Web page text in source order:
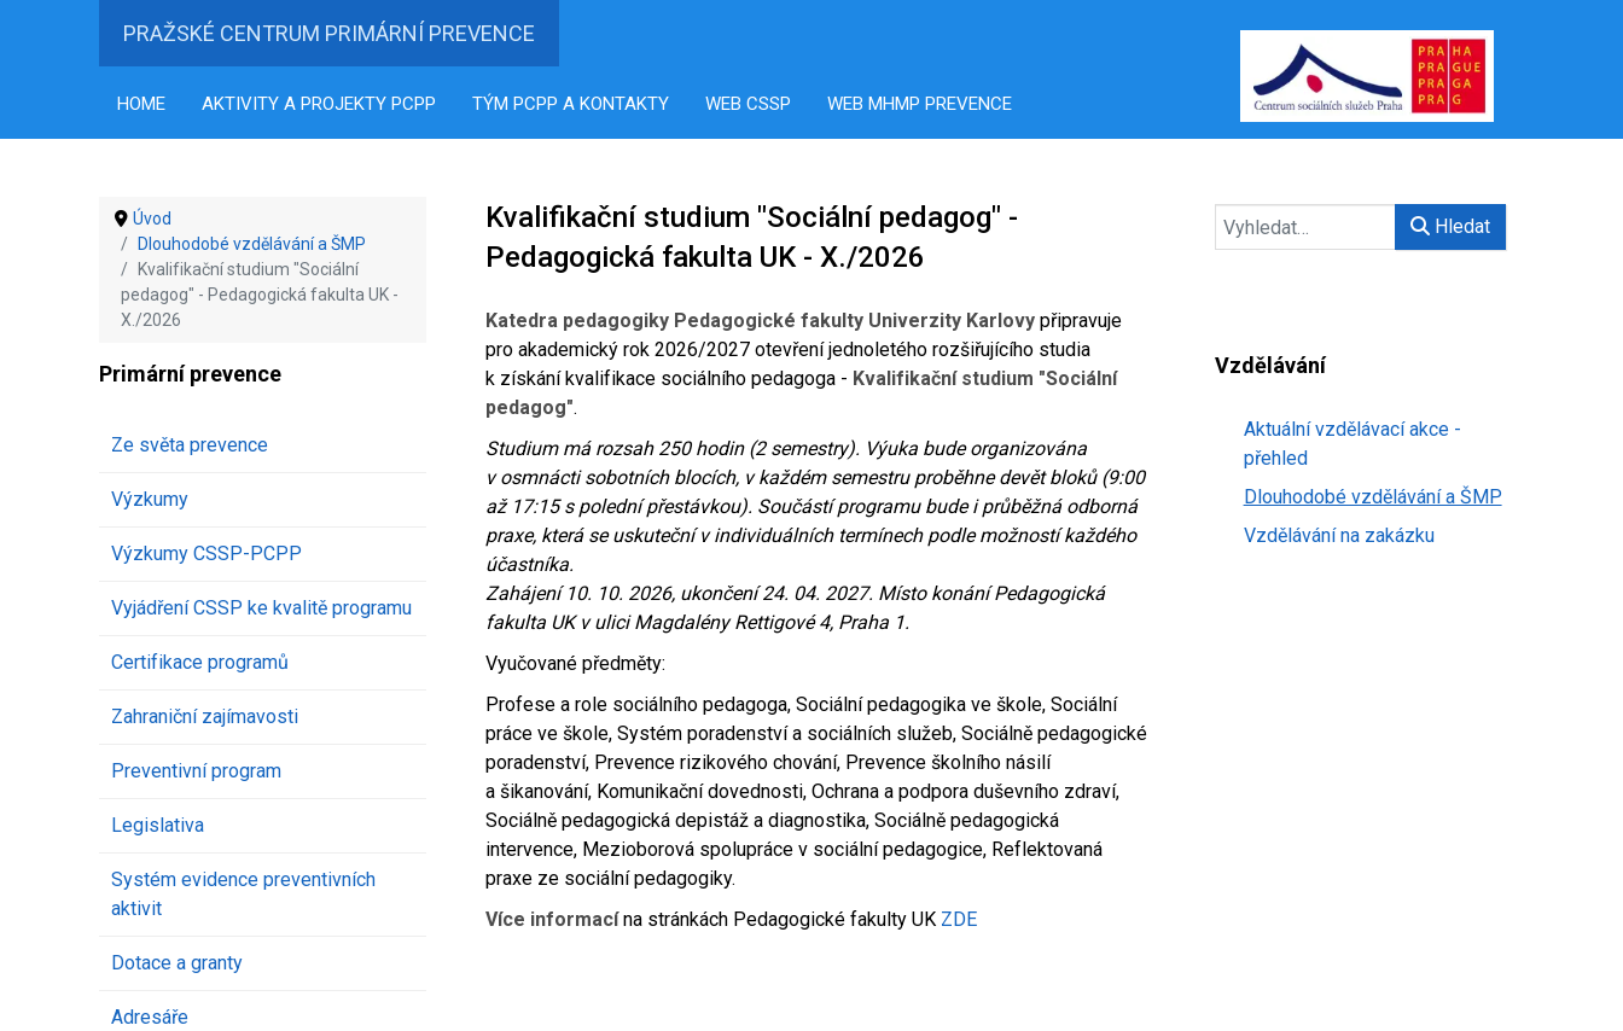
PRAŽSKÉ CENTRUM PRIMÁRNÍ PREVENCE
HOME AKTIVITY A PROJEKTY PCPP TÝM PCPP A KONTAKTY WEB CSSP WEB MHMP PREVENCE
Úvod
Dlouhodobé vzdělávání a ŠMP
Kvalifikační studium "Sociální
pedagog" - Pedagogická fakulta UK -
X./2026
Primární prevence
Ze světa prevence
Výzkumy
Výzkumy CSSP-PCPP
Vyjádření CSSP ke kvalitě programu
Certifikace programů
Zahraniční zajímavosti
Preventivní program
Legislativa
Systém evidence preventivních
aktivit
Dotace a granty
Adresáře
Kvalifikační studium "Sociální pedagog" -
Pedagogická fakulta UK - X./2026
Katedra pedagogiky Pedagogické fakulty Univerzity Karlovy připravuje
pro akademický rok 2026/2027 otevření jednoletého rozšiřujícího studia
k získání kvalifikace sociálního pedagoga - Kvalifikační studium "Sociální
pedagog".
Studium má rozsah 250 hodin (2 semestry). Výuka bude organizována
v osmnácti sobotních blocích, v každém semestru proběhne devět bloků (9:00
až 17:15 s polední přestávkou). Součástí programu bude i průběžná odborná
praxe, která se uskuteční v individuálních termínech podle možností každého
účastníka.
Zahájení 10. 10. 2026, ukončení 24. 04. 2027. Místo konání Pedagogická
fakulta UK v ulici Magdalény Rettigové 4, Praha 1.
Vyučované předměty:
Profese a role sociálního pedagoga, Sociální pedagogika ve škole, Sociální
práce ve škole, Systém poradenství a sociálních služeb, Sociálně pedagogické
poradenství, Prevence rizikového chování, Prevence školního násilí
a šikanování, Komunikační dovednosti, Ochrana a podpora duševního zdraví,
Sociálně pedagogická depistáž a diagnostika, Sociálně pedagogická
intervence, Mezioborová spolupráce v sociální pedagogice, Reflektovaná
praxe ze sociální pedagogiky.
Více informacína stránkách Pedagogické fakulty UK ZDE
Hledat
Vzdělávání
Aktuální vzdělávací akce -
přehled
Dlouhodobé vzdělávání a ŠMP
Vzdělávání na zakázku